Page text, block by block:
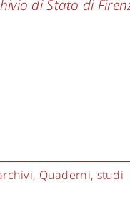
di Stato di
, Quaderni, studi